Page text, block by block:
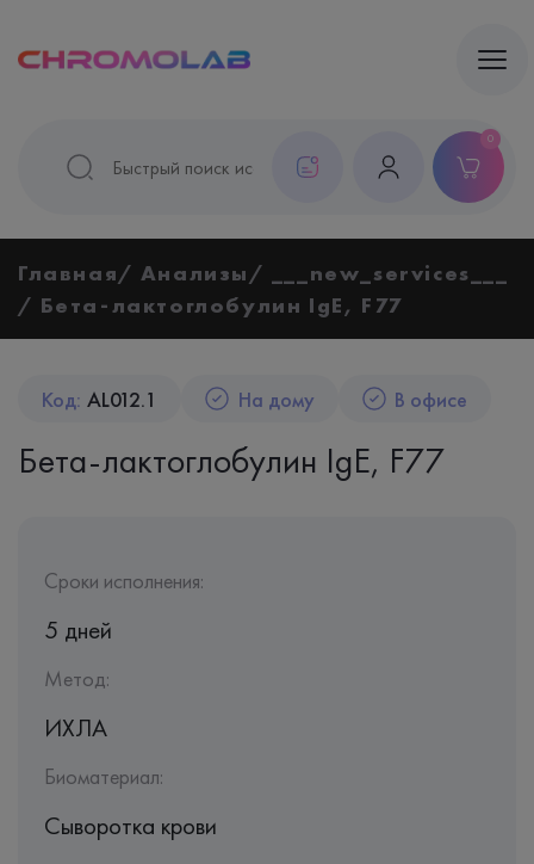
0
Главная Анализы
___new_services___
Бета-лактоглобулин IgE, F77
Код: AL012.1 На дому В офисе
Бета-лактоглобулин IgE, F77
Сроки исполнения:
5 дней
Метод:
ИХЛА
Биоматериал:
Сыворотка крови